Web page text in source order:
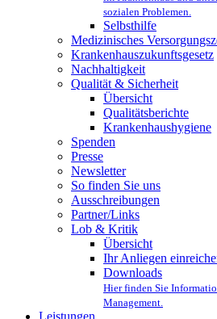
sozialen Problemen.
Selbsthilfe
Medizinisches
Krankenhauszukunftsgesetz
Nachhaltigkeit
Qualität & Sicherheit
Übersicht
Qualitätsberichte
Krankenhaushygiene
Spenden
Presse
Newsletter
So finden Sie uns
Ausschreibungen
Partner/Links
Lob & Kritik
Übersicht
Ihr Anliegen
Downloads
Hier finden Sie
Management.